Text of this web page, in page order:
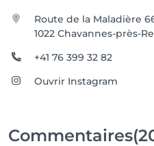
Route de la Maladière
1022 Chavannes-près-
+41 76 399 32 82
Ouvrir Instagram
Commentaires